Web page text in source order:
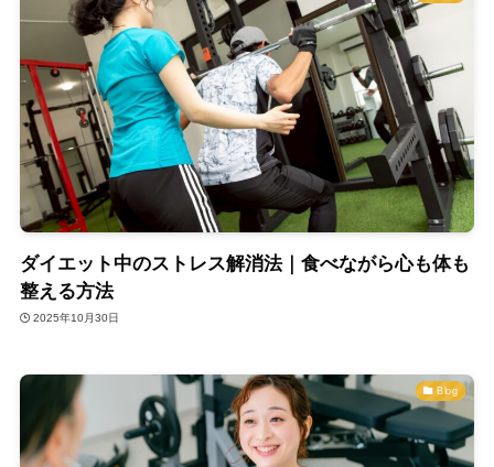
ダイエット中のストレス解消法｜食べながら心も体も
整える方法
2025年10月30日
Blog